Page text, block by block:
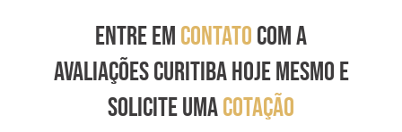
ENTRE EM CONTATO COM A
AVALIAÇÕES CURITIBA HOJE MESMO E
SOLICITE UMACOTAÇÃO